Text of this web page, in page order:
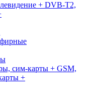
DVB-T2,
GSM,
+